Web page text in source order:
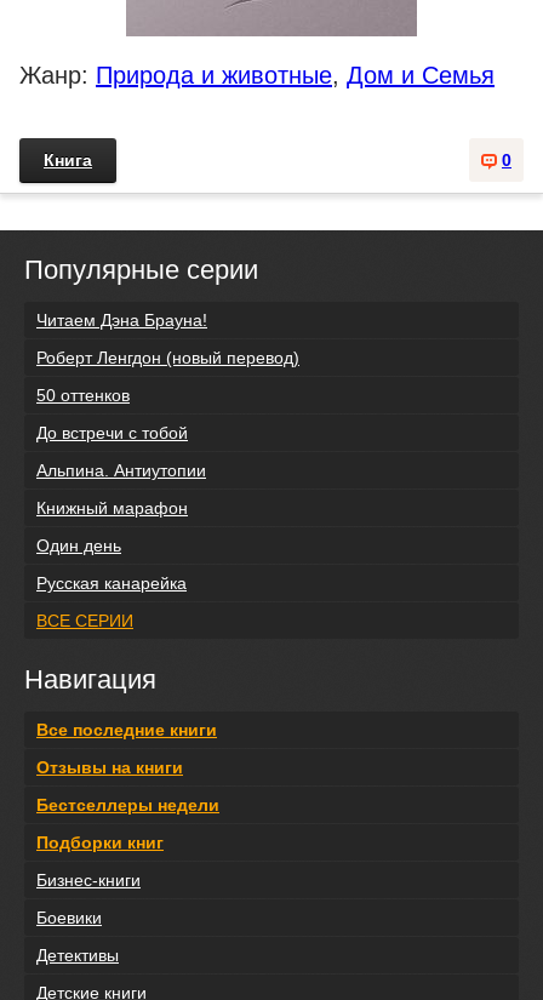
Жанр: Природа и животные, Дом и Семья
0
Книга
Популярные серии
Читаем Дэна Брауна!
Роберт Ленгдон (новый перевод)
50 оттенков
До встречи с тобой
Альпина. Антиутопии
Книжный марафон
Один день
Русская канарейка
ВСЕ СЕРИИ
Навигация
Все последние книги
Отзывы на книги
Бестселлеры недели
Подборки книг
Бизнес-книги
Боевики
Детективы
Детские книги